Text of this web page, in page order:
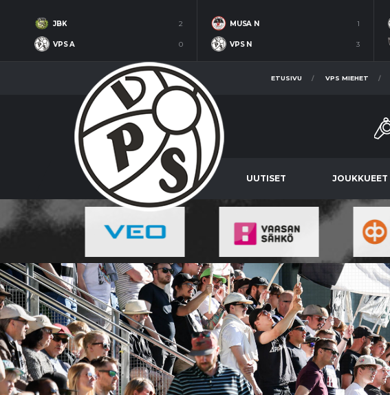
JBK 2
VPS A 0
MUSA N 1
VPS N 3
ETUSIVU VPS MIEHET
UUTISET JOUKKUEET